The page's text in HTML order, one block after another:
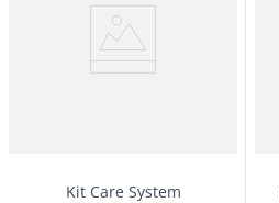
Kit Care System